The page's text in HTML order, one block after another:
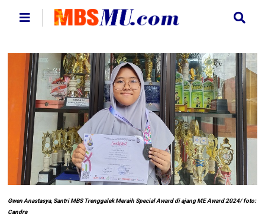
Gwen Anastasya, Santri MBS Trenggalek Meraih Special Award di ajang ME Award 2024/ foto:
Candra